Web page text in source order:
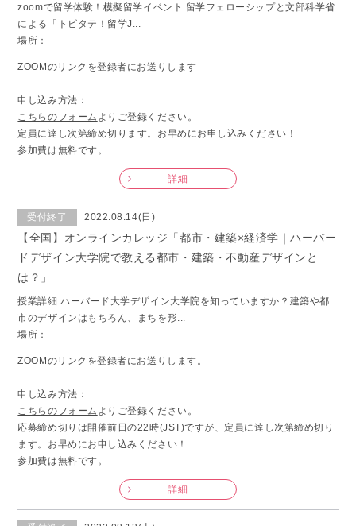
zoomで留学体験！模擬留学イベント 留学フェローシップと文部科学省
による「トビタテ！留学J...
場所：
ZOOMのリンクを登録者にお送りします
申し込み方法：
こちらのフォーム よりご登録ください。
定員に達し次第締め切ります。お早めにお申し込みください！
参加費は無料です。
詳細
受付終了 2022.08.14(日)
【全国】オンラインカレッジ「都市・建築×経済学｜ハーバー
ドデザイン大学院で教える都市・建築・不動産デザインと
は？」
授業詳細 ハーバード大学デザイン大学院を知っていますか？建築や都
市のデザインはもちろん、まちを形...
場所：
ZOOMのリンクを登録者にお送りします。
申し込み方法：
こちらのフォーム よりご登録ください。
応募締め切りは開催前日の22時(JST)ですが、定員に達し次第締め切り
ます。お早めにお申し込みください！
参加費は無料です。
詳細